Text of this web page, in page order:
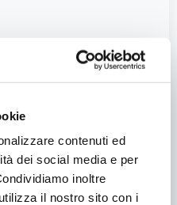
contenuti ed
dei social media e per
inoltre
il nostro sito con i
domanda ore 14:00
lungo